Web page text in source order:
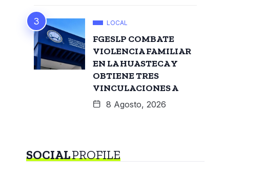
LOCAL
FGESLP COMBATE
VIOLENCIA FAMILIAR
EN LA HUASTECA Y
OBTIENE TRES
VINCULACIONES A
8 Agosto, 2026
SOCIALPROFILE